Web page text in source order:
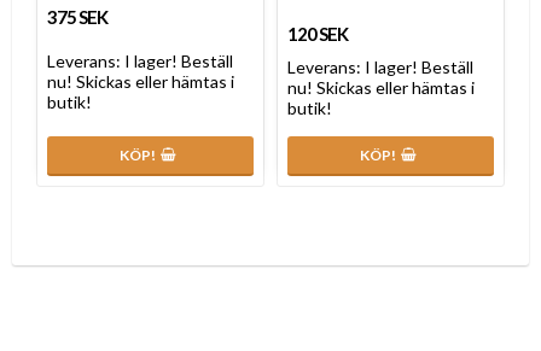
375 SEK
Leverans: I lager! Beställ
nu! Skickas eller hämtas i
butik!
KÖP!
120 SEK
Leverans: I lager! Beställ
nu! Skickas eller hämtas i
butik!
KÖP!